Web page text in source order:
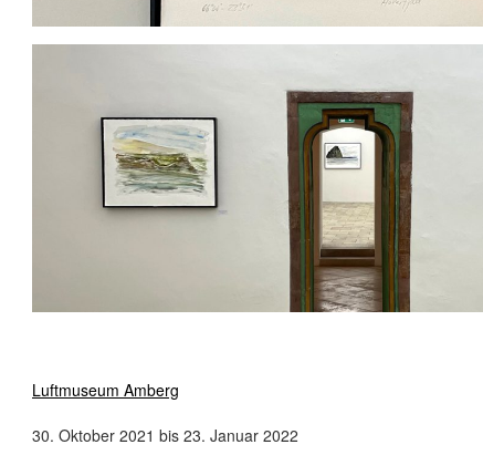
Luftmuseum Amberg
30. Oktober 2021 bis 23. Januar 2022